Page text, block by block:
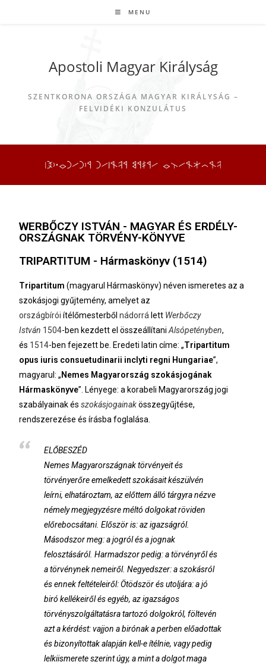
MENU
Apostoli Magyar Királyság
SZENTKORONA ORSZÁGA MAGYAR KIRÁLYSÁG –
FELVIDÉKI KONZULÁTUS
WERBŐCZY ISTVÁN - MAGYAR ÉS ERDÉLY-
ORSZÁGNAK TÖRVÉNY-KÖNYVE
TRIPARTITUM - Hármaskönyv (1514)
Tripartitum (magyarul Hármaskönyv) néven ismeretes az a
szokásjogi gyűjtemény, amelyet az
országbírói ítélőmesterbőlnádorrá lett Werbőczy
István 1504-ben kezdett el összeállítaniAlsópetényben,
és 1514-ben fejezett be. Eredeti latin címe:„Tripartitum
opus iuris consuetudinarii inclyti regni Hungariae”,
magyarul:„Nemes Magyarország szokásjogának
Hármaskönyve” . Lényege: a korabeli Magyarország jogi
szabályainak ésszokásjogainakösszegyűjtése,
rendszerezése és írásba foglalása.
ELŐBESZÉD
Nemes Magyarországnak törvényeit és
törvényerőre emelkedett szokásait készülvén
leírni, elhatároztam, az előttem álló tárgyra nézve
némely megjegyzésre méltó dolgokat röviden
előrebocsátani. Először is: az igazságról.
Másodszor meg: a jogról és a jognak
felosztásáról. Harmadszor pedig: a törvényről és
a törvénynek nemeiről. Negyedszer: a szokásról
és ennek feltételeiről: Ötödször és utoljára: a jó
biró kellékeiről és egyéb, az igazságos
törvényszolgáltatásra tartozó dolgokról, föltevén
azt a kérdést: vajjon a birónak a perben előadottak
és bizonyítottak alapján kell-e ítélnie, vagy pedig
lelkiismerete szerint úgy, a mint a dolgot maga